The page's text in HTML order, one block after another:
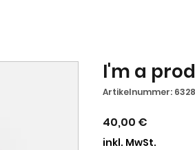
I'm a
Artikelnummer:
40,00 €
inkl. MwSt.